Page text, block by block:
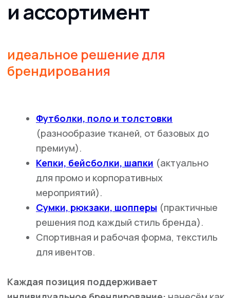
Сувенирная продукция — сувениры,
бейджи, аксессуары с символикой
Возможно, у вас уже была ситуация, когда
нужно подготовить тираж буквально "вчера". С
технологией термопереноса — это реально:
иногда сроки удивляют даже опытных
заказчиков.
Возможности
кастомизации
и сравнение
технологий
Термотрансферная плёнка универсальна: она
цепко держится и на хлопке, и на синтетике,
отлично ложится на сложные поверхности,
не сказать «выигрышный» выбор. К тому же,
не требуется дорогостоящая допечатная